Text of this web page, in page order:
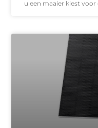
u een maaier kiest voor